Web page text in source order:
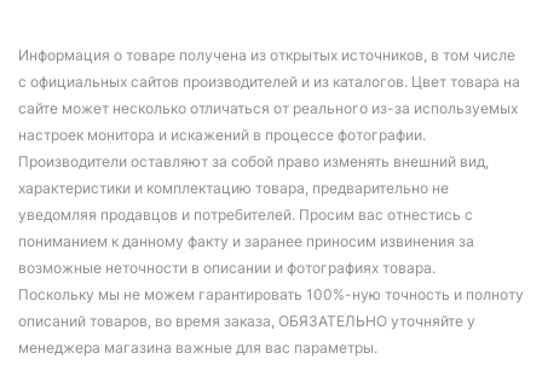
Информация о товаре получена из открытых источников, в том числе
с официальных сайтов производителей и из каталогов. Цвет товара на
сайте может несколько отличаться от реального из-за используемых
настроек монитора и искажений в процессе фотографии.
Производители оставляют за собой право изменять внешний вид,
характеристики и комплектацию товара, предварительно не
уведомляя продавцов и потребителей. Просим вас отнестись с
пониманием к данному факту и заранее приносим извинения за
возможные неточности в описании и фотографиях товара.
Поскольку мы не можем гарантировать 100%-ную точность и полноту
описаний товаров, во время заказа, ОБЯЗАТЕЛЬНО уточняйте у
менеджера магазина важные для вас параметры.